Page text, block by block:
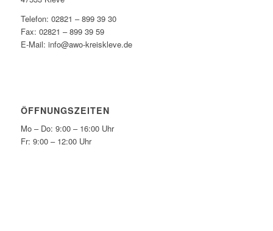
Telefon: 02821 – 899 39 30
Fax: 02821 – 899 39 59
E-Mail: info@awo-kreiskleve.de
ÖFFNUNGSZEITEN
Mo – Do: 9:00 – 16:00 Uhr
Fr: 9:00 – 12:00 Uhr